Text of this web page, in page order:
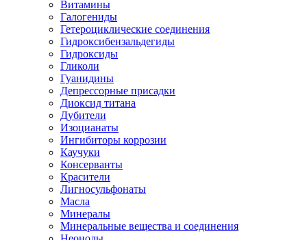
Витамины
Галогениды
Гетероциклические соединения
Гидроксибензальдегиды
Гидроксиды
Гликоли
Гуанидины
Депрессорные присадки
Диоксид титана
Дубители
Изоцианаты
Ингибиторы коррозии
Каучуки
Консерванты
Красители
Лигносульфонаты
Масла
Минералы
Минеральные вещества и соединения